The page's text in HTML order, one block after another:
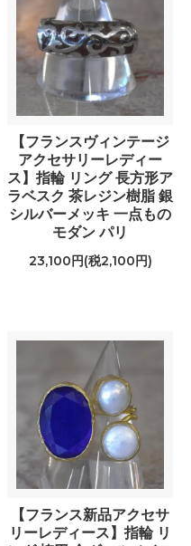
【フランスヴィンテージ
アクセサリーレディー
ス】指輪 リング 長方形ア
ラベスク 茶レジン樹脂 銀
シルバーメッキ 一点もの
モダン パリ
23,100円(税2,100円)
【フランス新品アクセサ
リーレディース】指輪 リ